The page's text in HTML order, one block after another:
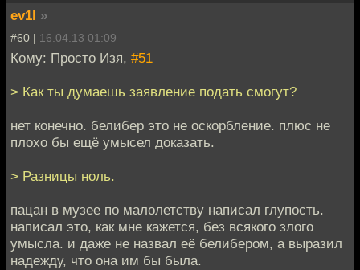
ev1l »
#60 | 16.04.13 01:09
Кому: Просто Изя, #51
> Как ты думаешь заявление подать смогут?
нет конечно. белибер это не оскорбление. плюс не
плохо бы ещё умысел доказать.
> Разницы ноль.
пацан в музее по малолетству написал глупость.
написал это, как мне кажется, без всякого злого
умысла. и даже не назвал её белибером, а выразил
надежду, что она им бы была.